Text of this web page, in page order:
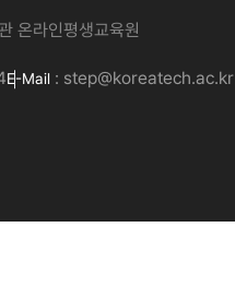
온라인평생교육원
E-Mail : step@koreatech.ac.kr